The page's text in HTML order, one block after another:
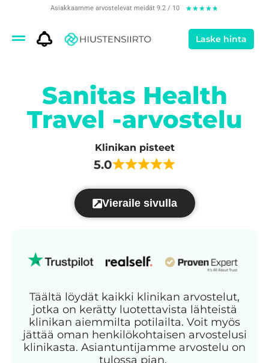
Asiakkaamme arvostelevat meidät 9.2 / 10 ★★★★★
Laske hinta
Sanitas Health
Travel -arvostelu
Klinikan pisteet
5.0
Vieraile sivulla
Täältä löydät kaikki klinikan arvostelut,
jotka on kerätty luotettavista lähteistä
klinikan aiemmilta potilailta. Voit myös
jättää oman henkilökohtaisen arvostelusi
klinikasta. Asiantuntijamme arvostelu on
tulossa pian.